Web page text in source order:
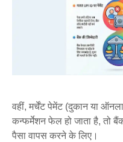
वहीं, मर्चेंट पेमेंट (दुकान या
कन्फर्मेशन फेल हो जाता है, तो
पैसा वापस करने के लिए।